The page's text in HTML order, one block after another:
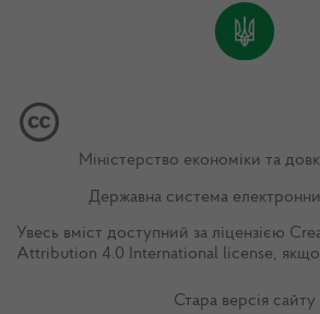
Міністерство економіки та
Державна система
Увесь вміст доступний за ліцензією
Attribution 4.0 International license, якщо
Стара версія сайту